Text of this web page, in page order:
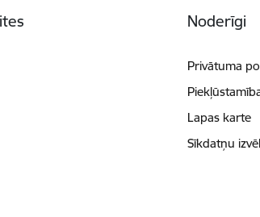
Noderīgi
Privātuma
Lapas karte
Sīkdatņu